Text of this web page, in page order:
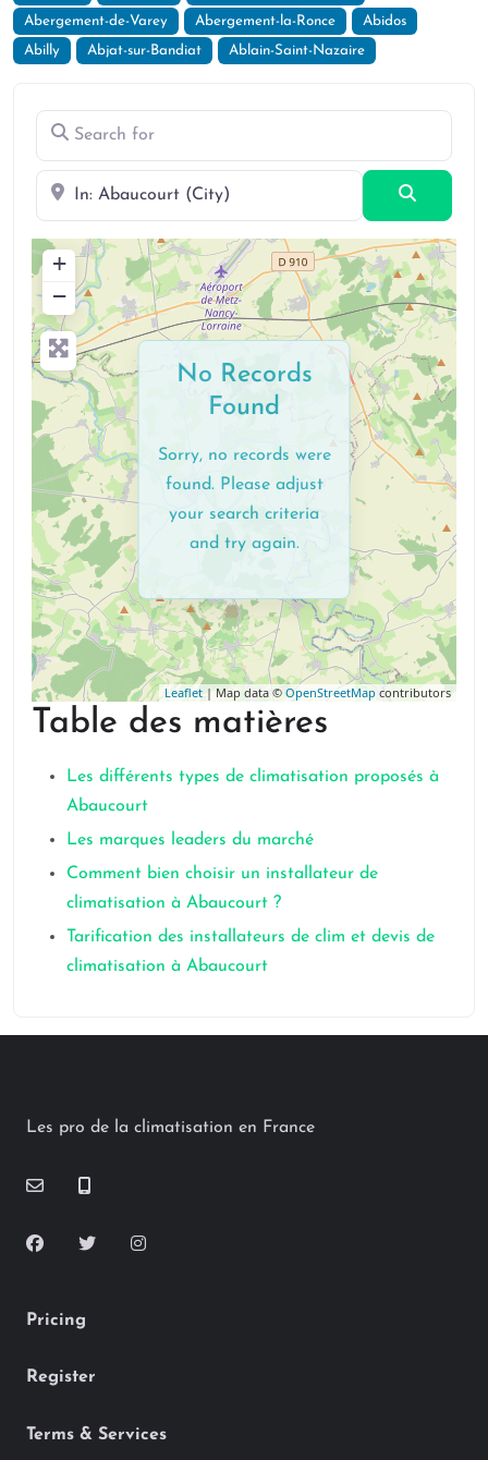
Search for
Near
+
−
Leaflet | Map data © OpenStreetMap contributors
No Records
Found
Sorry, no records were
found. Please adjust
your search criteria
and try again.
Table des matières
Les différents types de climatisation proposés à
Abaucourt
Les marques leaders du marché
Comment bien choisir un installateur de
climatisation à Abaucourt ?
Tarification des installateurs de clim et devis de
climatisation à Abaucourt
Abergement-de-Varey Abergement-la-Ronce Abidos
Abilly Abjat-sur-Bandiat Ablain-Saint-Nazaire
Les pro de la climatisation en France
Pricing
Register
Terms & Services